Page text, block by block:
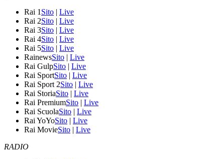
Rai 1 Sito | Live
Rai 2Sito | Live
Rai 3Sito | Live
Rai 4Sito | Live
Rai 5Sito | Live
RainewsSito | Live
Rai GulpSito | Live
Rai SportSito | Live
Rai Sport 2Sito | Live
Rai StoriaSito | Live
Rai PremiumSito | Live
Rai ScuolaSito | Live
Rai YoYoSito | Live
Rai MovieSito | Live
RADIO